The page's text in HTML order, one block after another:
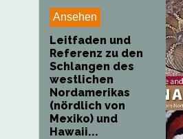
Ansehen
Leitfaden und
Referenz zu den
Schlangen des
westlichen
Nordamerikas
(nördlich von
Mexiko) und
Hawaii...